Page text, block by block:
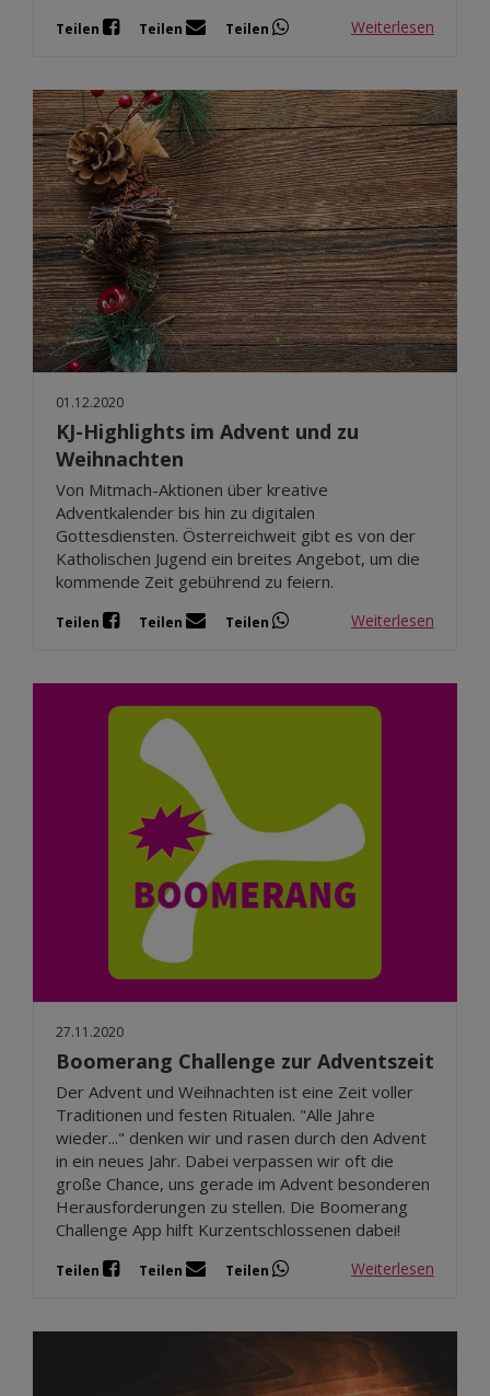
Teilen Teilen Teilen Weiterlesen
01.12.2020
KJ-Highlights im Advent und zu
Weihnachten
Von Mitmach-Aktionen über kreative
Adventkalender bis hin zu digitalen
Gottesdiensten. Österreichweit gibt es von der
Katholischen Jugend ein breites Angebot, um die
kommende Zeit gebührend zu feiern.
Teilen Teilen Teilen Weiterlesen
27.11.2020
Boomerang Challenge zur Adventszeit
Der Advent und Weihnachten ist eine Zeit voller
Traditionen und festen Ritualen. "Alle Jahre
wieder..." denken wir und rasen durch den Advent
in ein neues Jahr. Dabei verpassen wir oft die
große Chance, uns gerade im Advent besonderen
Herausforderungen zu stellen. Die Boomerang
Challenge App hilft Kurzentschlossenen dabei!
Teilen Teilen Teilen Weiterlesen